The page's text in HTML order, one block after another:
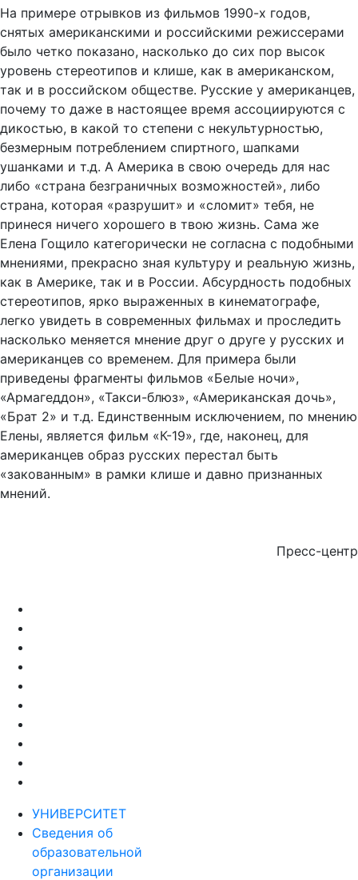
снятых американскими и российскими режиссерами
было четко показано, насколько до сих пор высок
уровень стереотипов и клише, как в американском,
так и в российском обществе. Русские у американцев,
почему то даже в настоящее время ассоциируются с
дикостью, в какой то степени с некультурностью,
безмерным потреблением спиртного, шапками
ушанками и т.д. А Америка в свою очередь для нас
либо «страна безграничных возможностей», либо
страна, которая «разрушит» и «сломит» тебя, не
принеся ничего хорошего в твою жизнь. Сама же
Елена Гощило категорически не согласна с подобными
мнениями, прекрасно зная культуру и реальную жизнь,
как в Америке, так и в России. Абсурдность подобных
стереотипов, ярко выраженных в кинематографе,
легко увидеть в современных фильмах и проследить
насколько меняется мнение друг о друге у русских и
американцев со временем. Для примера были
приведены фрагменты фильмов «Белые ночи»,
«Армагеддон», «Такси-блюз», «Американская дочь»,
«Брат 2» и т.д. Единственным исключением, по мнению
Елены, является фильм «К-19», где, наконец, для
американцев образ русских перестал быть
«закованным» в рамки клише и давно признанных
мнений.
Сведения об
образовательной
организации
Ректор